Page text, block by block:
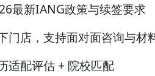
最新IANG政策与续签要求
门店，支持面对面咨询与材
适配评估 + 院校匹配